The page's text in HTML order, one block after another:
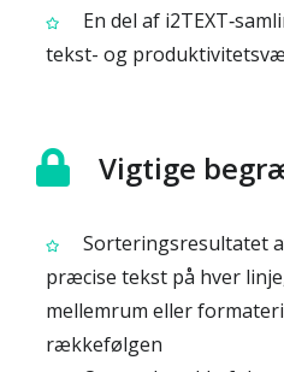
En del af
tekst- og
Vigtige
Sorteringsresultatet
præcise tekst på hver
mellemrum eller
rækkefølgen